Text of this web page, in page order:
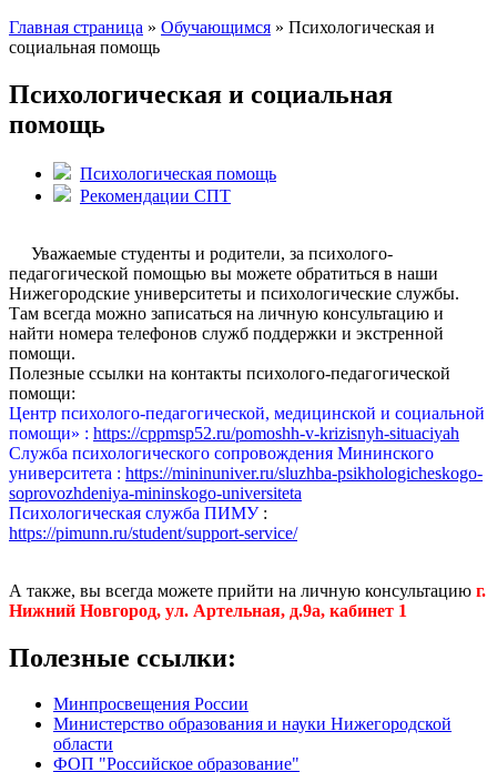
Главная страница » Обучающимся » Психологическая и
социальная помощь
Психологическая и социальная
помощь
Психологическая помощь
Рекомендации СПТ
Уважаемые студенты и родители, за психолого-
педагогической помощью вы можете обратиться в наши
Нижегородские университеты и психологические службы.
Там всегда можно записаться на личную консультацию и
найти номера телефонов служб поддержки и экстренной
помощи.
Полезные ссылки на контакты психолого-педагогической
помощи:
Центр психолого-педагогической, медицинской и социальной
помощи» : https://cppmsp52.ru/pomoshh-v-krizisnyh-situaciyah
Служба психологического сопровождения Мининского
университета : https://mininuniver.ru/sluzhba-psikhologicheskogo-
soprovozhdeniya-mininskogo-universiteta
Психологическая служба ПИМУ:
https://pimunn.ru/student/support-service/
А также, вы всегда можете прийти на личную консультацию г.
Нижний Новгород, ул. Артельная, д.9а, кабинет 1
Полезные ссылки:
Минпросвещения России
Министерство образования и науки Нижегородской
области
ФОП "Российское образование"